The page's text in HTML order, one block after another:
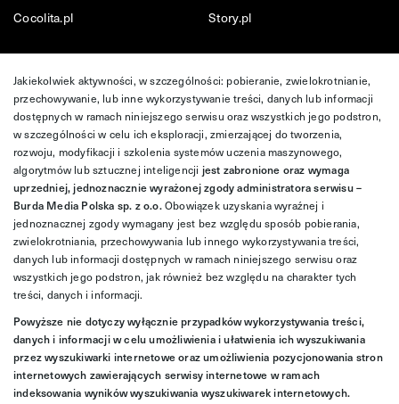
Cocolita.pl
Story.pl
Jakiekolwiek aktywności, w szczególności: pobieranie, zwielokrotnianie,
przechowywanie, lub inne wykorzystywanie treści, danych lub informacji
dostępnych w ramach niniejszego serwisu oraz wszystkich jego podstron,
w szczególności w celu ich eksploracji, zmierzającej do tworzenia,
rozwoju, modyfikacji i szkolenia systemów uczenia maszynowego,
algorytmów lub sztucznej inteligencji jest zabronione oraz wymaga
uprzedniej, jednoznacznie wyrażonej zgody administratora serwisu –
Burda Media Polska sp. z o.o.Obowiązek uzyskania wyraźnej i
jednoznacznej zgody wymagany jest bez względu sposób pobierania,
zwielokrotniania, przechowywania lub innego wykorzystywania treści,
danych lub informacji dostępnych w ramach niniejszego serwisu oraz
wszystkich jego podstron, jak również bez względu na charakter tych
treści, danych i informacji.
Powyższe nie dotyczy wyłącznie przypadków wykorzystywania treści,
danych i informacji w celu umożliwienia i ułatwienia ich wyszukiwania
przez wyszukiwarki internetowe oraz umożliwienia pozycjonowania stron
internetowych zawierających serwisy internetowe w ramach
indeksowania wyników wyszukiwania wyszukiwarek internetowych.